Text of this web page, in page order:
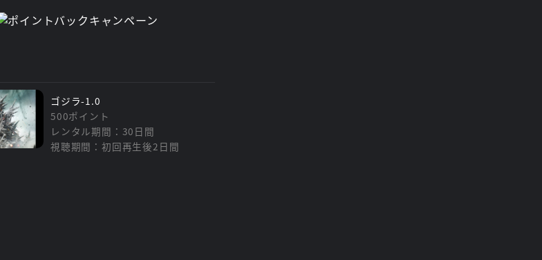
ゴジラ-1.0
500ポイント
レンタル期間：30日間
視聴期間：初回再生後2日間